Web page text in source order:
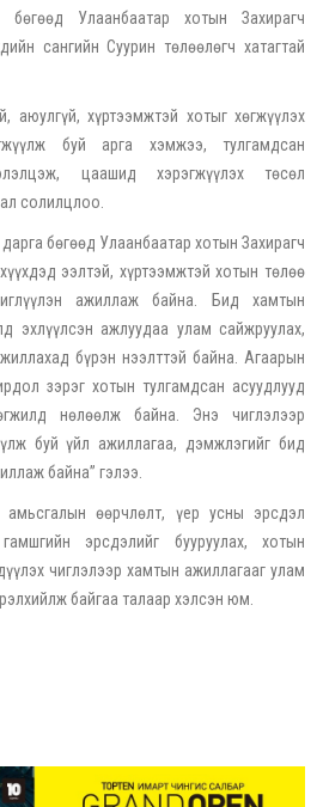
бөгөөд Улаанбаатар хотын Захирагч
сангийн Суурин төлөөлөгч хатагтай
аюулгүй, хүртээмжтэй хотыг хөгжүүлэх
буй арга хэмжээ, тулгамдсан
цаашид хэрэгжүүлэх төсөл
солилцлоо.
бөгөөд Улаанбаатар хотын Захирагч
ээлтэй, хүртээмжтэй хотын төлөө
ажиллаж байна. Бид хамтын
эхлүүлсэн ажлуудаа улам сайжруулах,
бүрэн нээлттэй байна. Агаарын
зэрэг хотын тулгамдсан асуудлууд
нөлөөлж байна. Энэ чиглэлээр
буй үйл ажиллагаа, дэмжлэгийг бид
байна” гэлээ.
өөрчлөлт, үер усны эрсдэл
эрсдэлийг бууруулах, хотын
чиглэлээр хамтын ажиллагааг улам
байгаа талаар хэлсэн юм.